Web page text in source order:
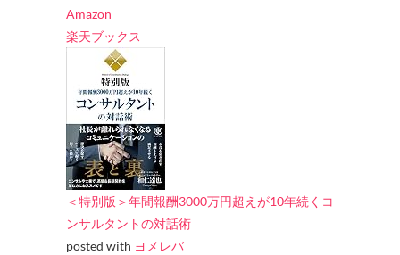
Amazon
楽天ブックス
＜特別版＞年間報酬3000万円超えが10年続くコ
ンサルタントの対話術
posted with ヨメレバ